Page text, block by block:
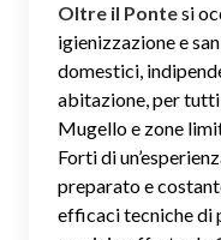
Oltre il Pontesi
igienizzazione e
domestici,
abitazione, per
Mugello e zone
Forti di
preparato e
efficaci tecniche di